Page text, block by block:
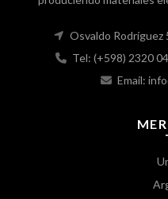
Osvaldo
Tel: (+598) 2320
Email: